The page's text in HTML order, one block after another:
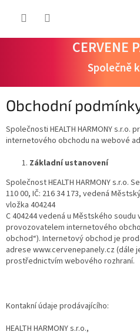
CERVENE
Společně
Obchodní
Společnosti HEALTH HARMONY
internetového obchodu na webové
Základní ustanovení
Společnost HEALTH HARMONY s.r.o.
110 00, IČ: 216 34 173, vedená
vložka 404244
C 404244 vedená u Městského
provozovatelem internetového
obchod“). Internetový obchod je
adrese www.cervenepanely.cz (dále
prostřednictvím webového rozhraní.
Kontakní údaje prodávajícího:
HEALTH HARMONY s.r.o.,